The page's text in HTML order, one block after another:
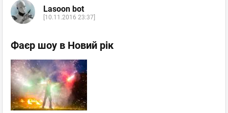
Lasoon bot
[10.11.2016 23:37]
Фаєр шоу в Новий рік